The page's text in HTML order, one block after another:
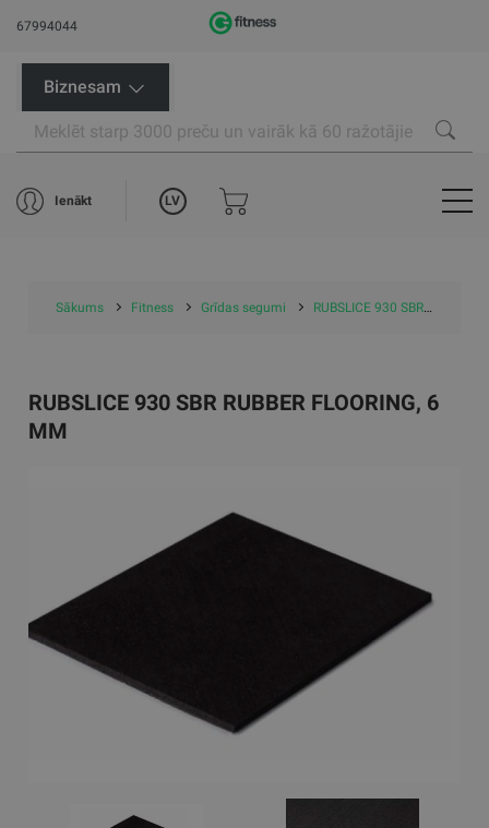
67994044
Biznesam
Ienākt LV
Sākums Fitness Grīdas segumi RUBSLICE 930 SBR rubber flooring, 6 mm
RUBSLICE 930 SBR RUBBER FLOORING, 6
MM